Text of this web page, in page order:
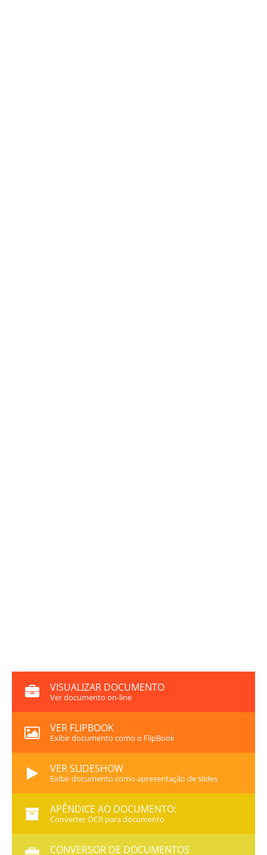
VISUALIZAR DOCUMENTO
Ver documento on-line
VER FLIPBOOK
Exibir documento como o FlipBook
VER SLIDESHOW
Exibir documento como apresentação de slides
APÊNDICE AO DOCUMENTO:
Converter OCR para documento
CONVERSOR DE DOCUMENTOS